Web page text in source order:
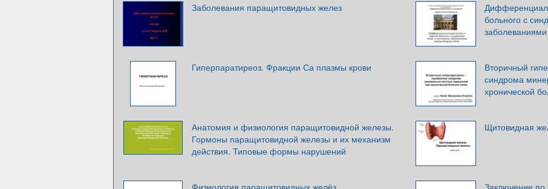
Заболевания паращитовидных желез
больного с
Гиперпаратиреоз. Фракции Са плазмы крови
Вторичный
синдрома
хронической
Анатомия и физиология паращитовидной железы.
Гормоны паращитовидной железы и их механизм
действия. Типовые формы нарушений
Щитовидная
Физиология паращитовидных желёз
Заключение по